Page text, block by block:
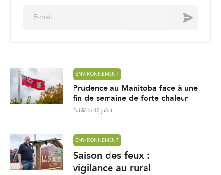
Envoyer
ENVIRONNEMENT
Prudence au Manitoba face à une
fin de semaine de forte chaleur
Publié le 10 juillet
ENVIRONNEMENT
Saison des feux :
vigilance au rural